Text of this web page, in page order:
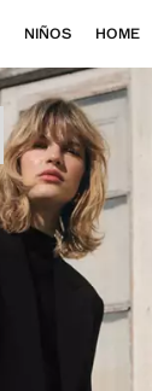
NIÑOS HOME